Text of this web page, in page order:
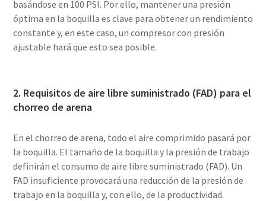
basándose en 100 PSI. Por ello, mantener una presión
óptima en la boquilla es clave para obtener un rendimiento
constante y, en este caso, un compresor con presión
ajustable hará que esto sea posible.
2. Requisitos de aire libre suministrado (FAD) para el
chorreo de arena
En el chorreo de arena, todo el aire comprimido pasará por
la boquilla. El tamaño de la boquilla y la presión de trabajo
definirán el consumo de aire libre suministrado (FAD). Un
FAD insuficiente provocará una reducción de la presión de
trabajo en la boquilla y, con ello, de la productividad.